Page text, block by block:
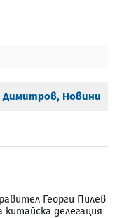
Димитров, Новини
Георги Пилев
делегация